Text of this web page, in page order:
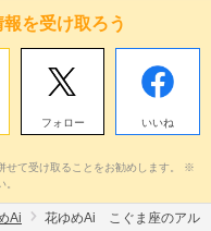
を受け取ろう
フォロー いいね
せて受け取ることをお勧めします。 ※
Ai
花ゆめAi こぐま座のアル